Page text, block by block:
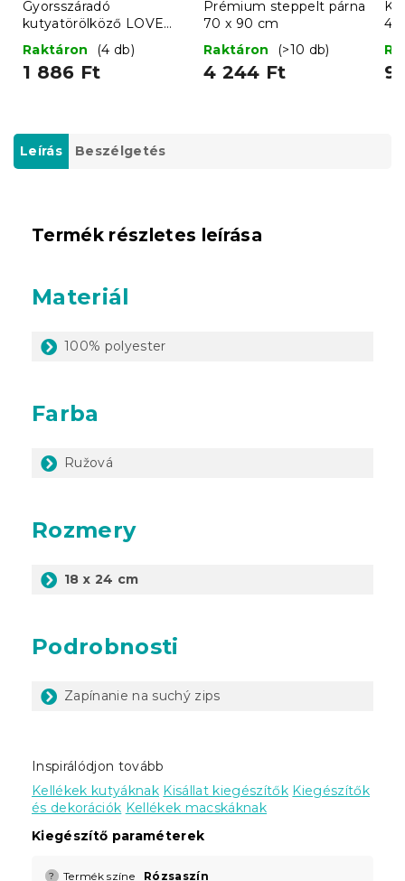
Gyorsszáradó
kutyatörölköző LOVE
STORY, kék
Raktáron (4 db)
1 886 Ft
Prémium steppelt párna
70 x 90 cm
Raktáron
(>10 db)
4 244 Ft
Leírás Beszélgetés
Termék részletes leírása
Materiál
100% polyester
Farba
Ružová
Rozmery
18 x 24 cm
Podrobnosti
Zapínanie na suchý zips
Inspirálódjon tovább
Kellékek kutyáknak Kisállat kiegészítők Kiegészítők
és dekorációk Kellékek macskáknak
Kiegészítő paraméterek
? Termék színe Rózsaszín